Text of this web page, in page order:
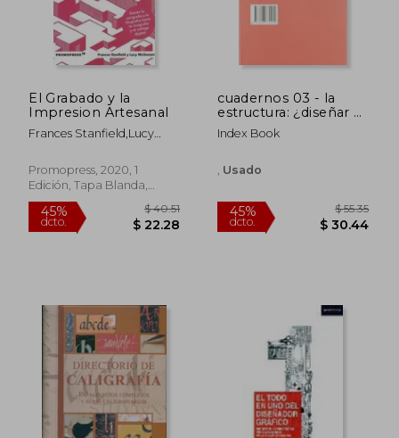
45%
dcto. $ 22.37
40%
dcto. $
El Grabado y la
Impresion Artesanal
Frances Stanfield,Lucy
Promopress, 2020, 1
Edición, Tapa Blanda,
Nuevo
cuadernos 03 - la
estructura: ¿diseñar o
delegar?
Index Book
Usado